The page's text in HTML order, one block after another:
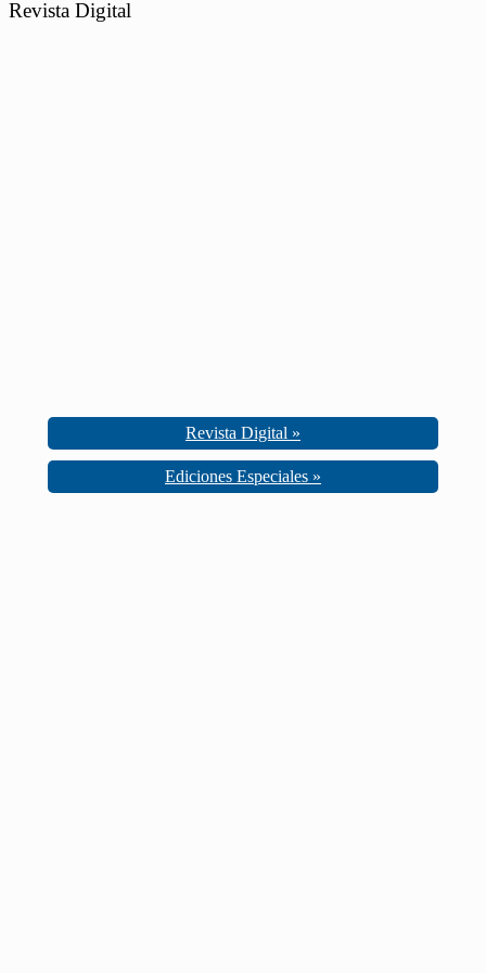
Revista Digital
Revista Digital »
Ediciones Especiales »